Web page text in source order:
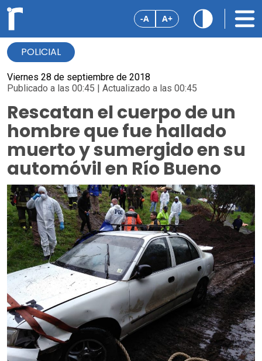
-A A+
POLICIAL
Viernes 28 de septiembre de 2018
Publicado a las 00:45 | Actualizado a las 00:45
Rescatan el cuerpo de un
hombre que fue hallado
muerto y sumergido en su
automóvil en Río Bueno